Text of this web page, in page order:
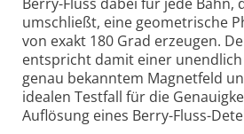
umschließt, eine geometrische
von exakt 180 Grad erzeugen.
entspricht damit einer
genau bekanntem Magnetfeld
idealen Testfall für die
Auflösung eines Berry-Fluss-